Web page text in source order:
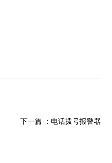
下一篇 ： 电话拨号报警器